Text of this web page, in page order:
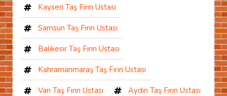
Kayseri Taş Fırın Ustası
Samsun Taş Fırın Ustası
Balıkesir Taş Fırın Ustası
Kahramanmaraş Taş Fırın Ustası
Van Taş Fırın Ustası Aydın Taş Fırın Ustası